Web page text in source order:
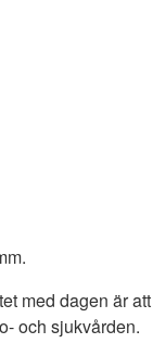
med dagen är att
och sjukvården.